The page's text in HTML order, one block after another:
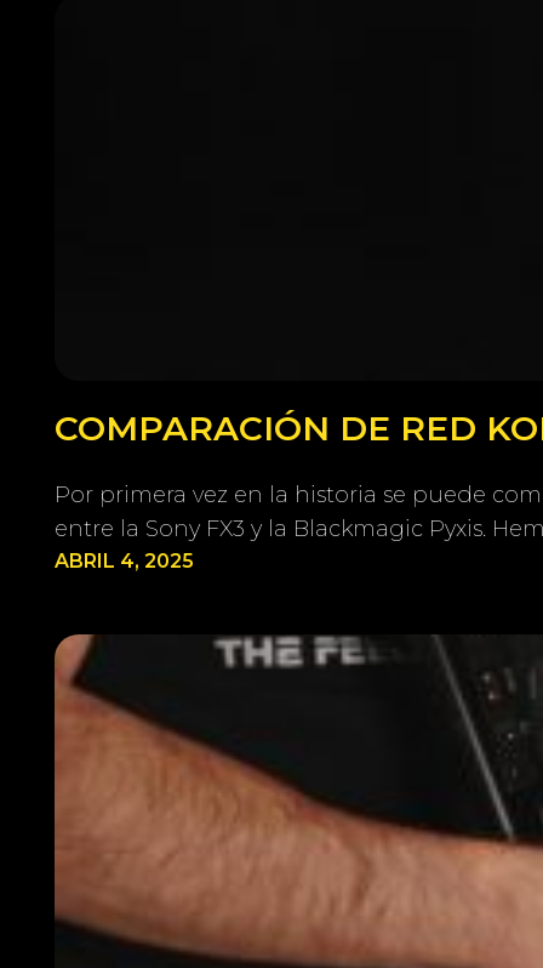
COMPARACIÓN DE RED
Por primera vez en la historia se puede
entre la Sony FX3 y la Blackmagic Pyxis.
ABRIL 4, 2025